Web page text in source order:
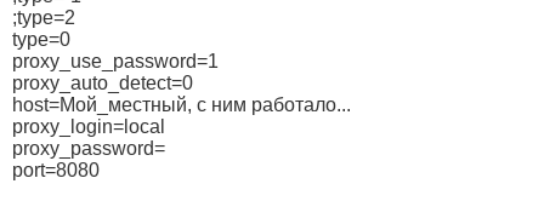
;type=2
type=0
proxy_use_password=1
proxy_auto_detect=0
host=Мой_местный, с ним работало...
proxy_login=local
proxy_password=
port=8080